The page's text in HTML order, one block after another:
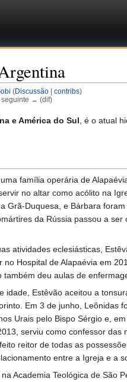
(Discussão| contribs)
seguinte → (dif)
e América do Sul , é o atual
família operária de
no altar como acólito na
Grã-Duquesa, e Bárbara
da Rússia passou a
atividades eclesiásticas,
Hospital de Alapaévia em
deu aulas de
idade, Estêvão aceitou a
Em 3 de junho, Leônidas
Urais pelo Bispo Sérgio e,
serviu como confessor das
feito reitor de todas as
entre a Igreja e a
Academia Teológica de São